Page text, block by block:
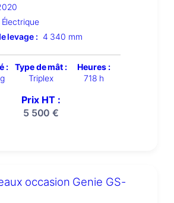
Électrique
levage : 4 340 mm
:
Type de mât :
Triplex
Heures :
718 h
Prix HT :
5 500€